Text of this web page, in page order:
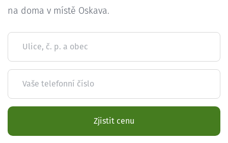
na doma v místě Oskava.
Ulice, č. p. a obec
Vaše telefonní číslo
Zjistit cenu